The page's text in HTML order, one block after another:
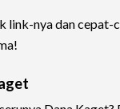
link-nya dan